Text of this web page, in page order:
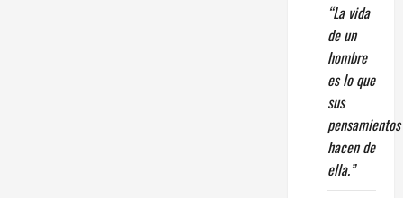
“La vida
de un
hombre
es lo que
sus
pensamientos
hacen de
ella.”